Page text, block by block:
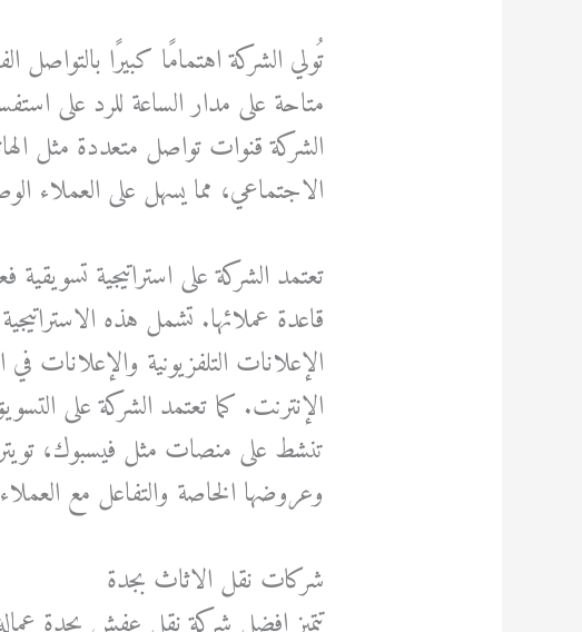
تُولي الشركة اهتمامًا كبيرًا
متاحة على مدار الساعة للرد على
الشركة قنوات تواصل متعددة مثل
الاجتماعي، مما يسهل على العملاء
تعتمد الشركة على استراتيجية
قاعدة عملائها. تشمل هذه
الإعلانات التلفزيونية والإعلانات
الإنترنت. كما تعتمد الشركة على
تنشط على منصات مثل فيسبوك،
وعروضها الخاصة والتفاعل مع
شركات نقل الاثاث بجدة